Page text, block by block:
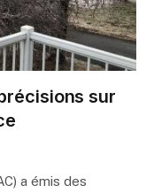
sur
a émis des